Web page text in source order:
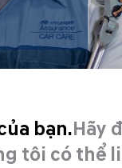
bạn.Hãy
tôi có thể